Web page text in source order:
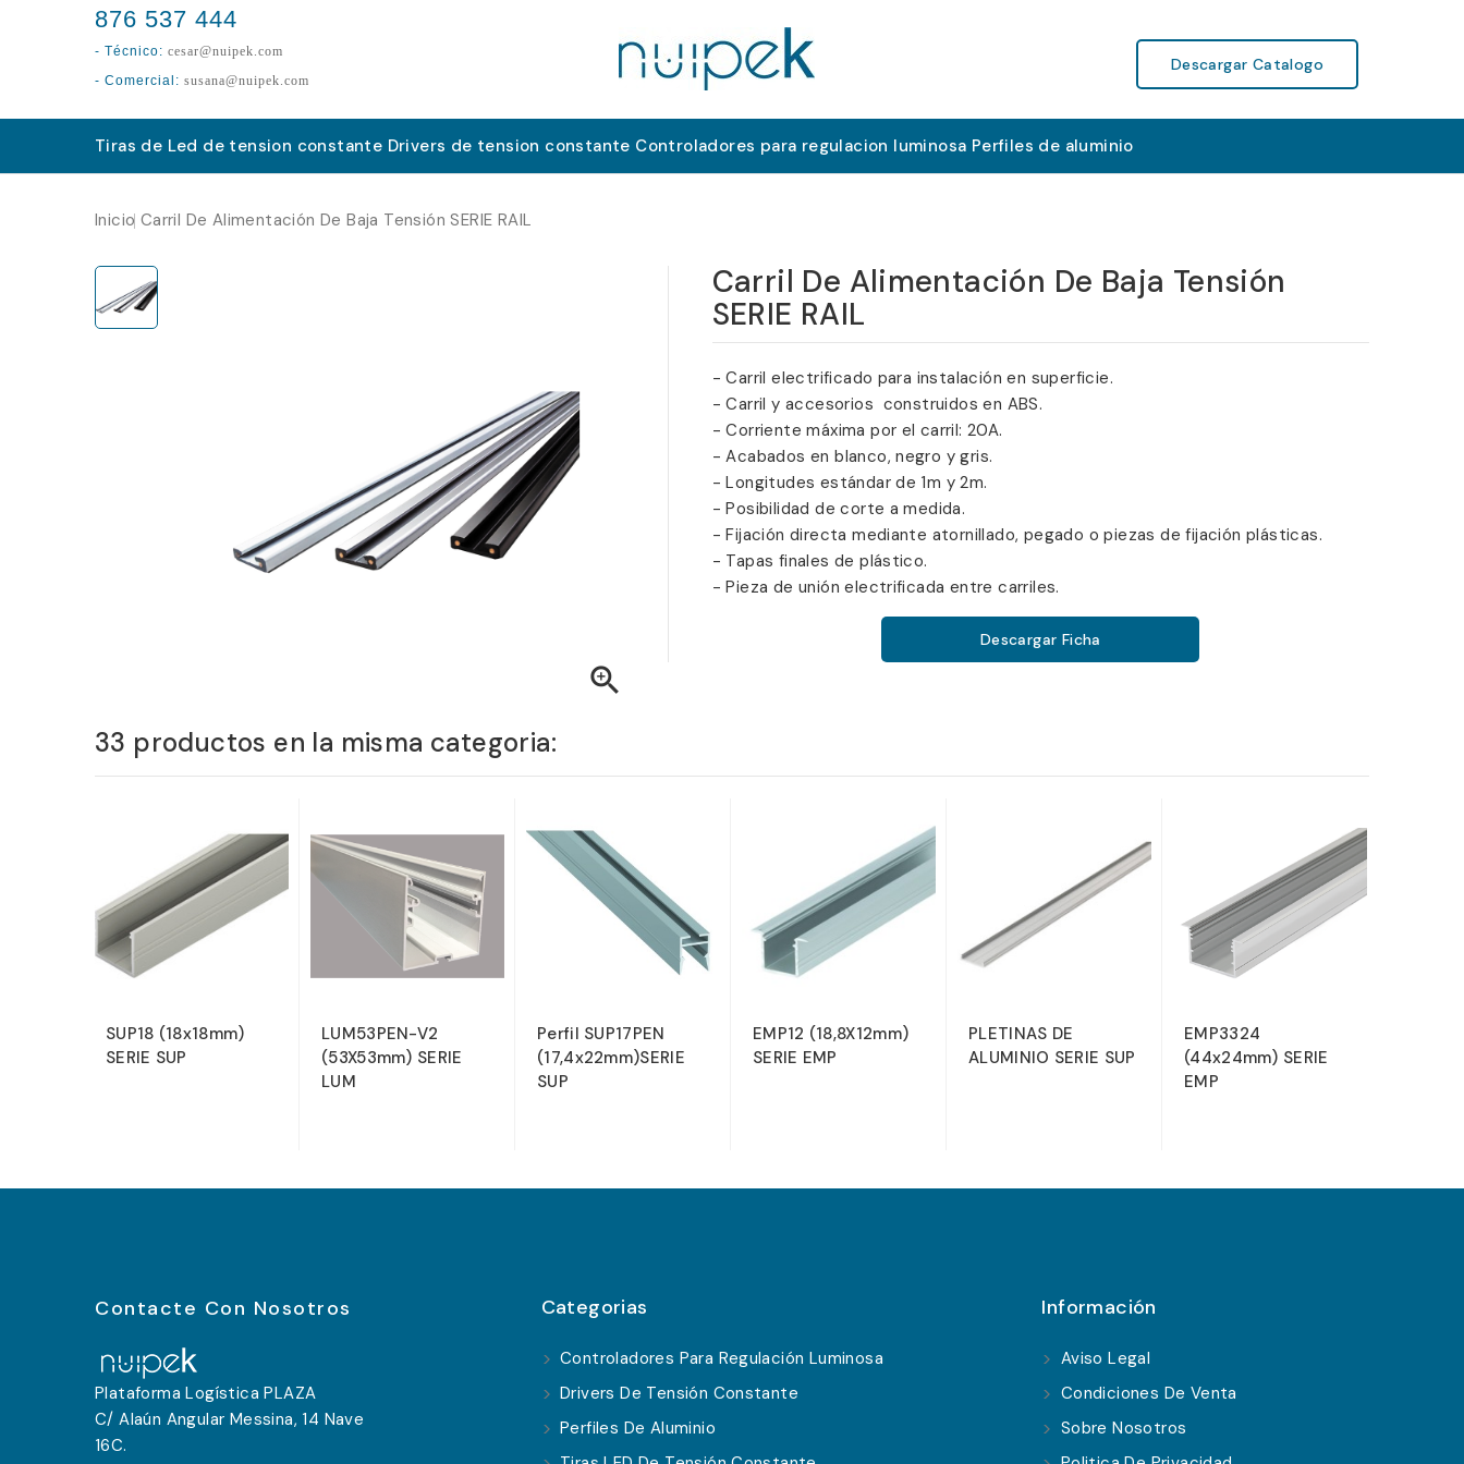
876 537 444
- Técnico: cesar@nuipek.com
- Comercial: susana@nuipek.com
Descargar Catalogo
Tiras de Led de tension constante Drivers de tension constante Controladores para regulacion luminosa Perfiles de aluminio
Inicio Carril De Alimentación De Baja Tensión SERIE RAIL

Carril De Alimentación De Baja Tensión
SERIE RAIL
- Carril electrificado para instalación en superficie.
- Carril y accesorios construidos en ABS.
- Corriente máxima por el carril: 20A.
- Acabados en blanco, negro y gris.
- Longitudes estándar de 1m y 2m.
- Posibilidad de corte a medida.
- Fijación directa mediante atornillado, pegado o piezas de fijación plásticas.
- Tapas finales de plástico.
- Pieza de unión electrificada entre carriles.
Descargar Ficha
33 productos en la misma categoria:
SUP18 (18x18mm)
SERIE SUP
LUM53PEN-V2
(53X53mm) SERIE
LUM
Perfil SUP17PEN
(17,4x22mm)SERIE
SUP
EMP12 (18,8X12mm)
SERIE EMP
PLETINAS DE
ALUMINIO SERIE SUP
EMP3324
(44x24mm) SERIE
EMP
Contacte Con Nosotros
Plataforma Logística PLAZA
C/ Alaún Angular Messina, 14 Nave
16C.
Categorias
Controladores Para Regulación Luminosa
Drivers De Tensión Constante
Perfiles De Aluminio
Información
Aviso Legal
Condiciones De Venta
Sobre Nosotros